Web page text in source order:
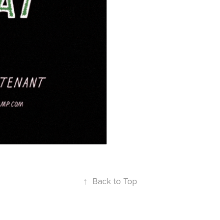
↑ Back to Top